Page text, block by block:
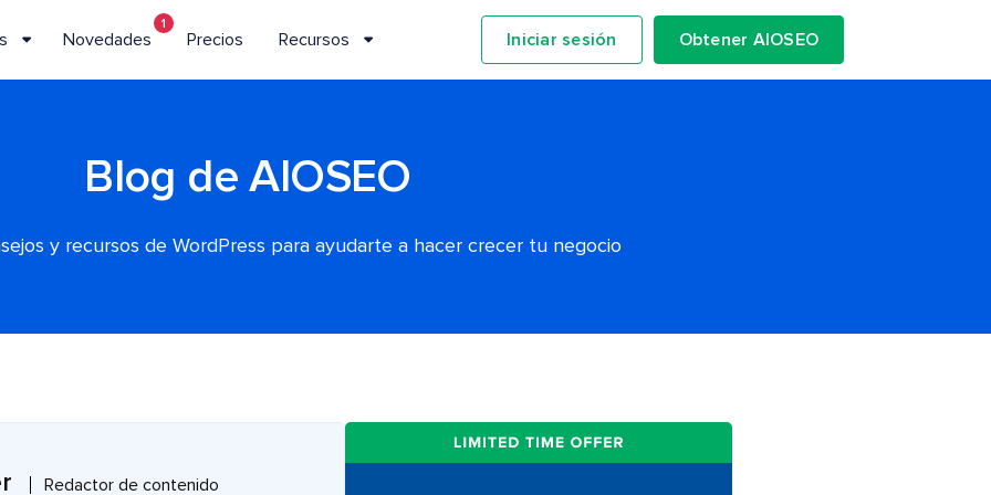
Novedades
1
Precios Recursos Iniciar sesión Obtener AIOSEO
Blog de AIOSEO
y recursos de WordPress para ayudarte a hacer crecer tu negocio
Redactor de contenido